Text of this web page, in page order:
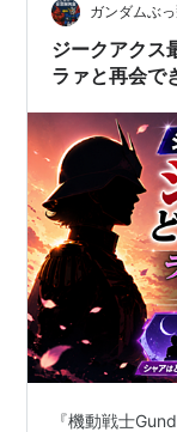
ガンダムぶ
ジークアクス
ラァと再会で
『機動戦士